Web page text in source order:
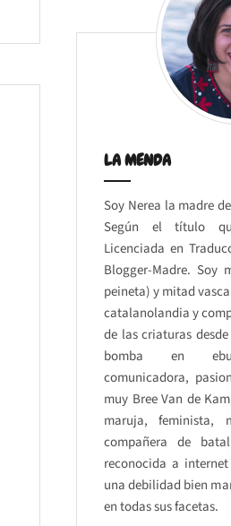
LA MENDA
Soy Nerea la madre
Según el título
Licenciada en
Blogger-Madre. Soy
peineta) y mitad
catalanolandia y
de las criaturas
bomba en
comunicadora,
muy Bree Van de
maruja, feminista,
compañera de
reconocida a
una debilidad bien
en todas sus facetas.